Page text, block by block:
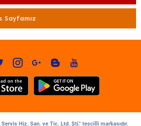
Sayfamız
Hiz. San. ve Tic. Ltd. Şti." tescilli markasıdır.